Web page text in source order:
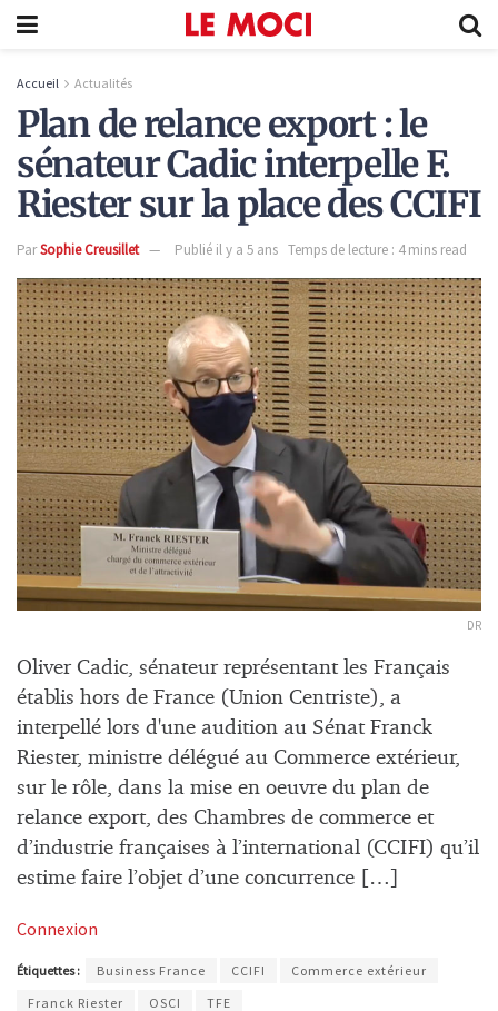
Accueil Actualités
Plan de relance export : le
sénateur Cadic interpelle F.
Riester sur la place des CCIFI
ParSophie Creusillet Publié il y a 5 ans Temps de lecture : 4 mins read
DR
Oliver Cadic, sénateur représentant les Français
établis hors de France (Union Centriste), a
interpellé lors d'une audition au Sénat Franck
Riester, ministre délégué au Commerce extérieur,
sur le rôle, dans la mise en oeuvre du plan de
relance export, des Chambres de commerce et
d’industrie françaises à l’international (CCIFI) qu’il
estime faire l’objet d’une concurrence […]
Connexion
Étiquettes : Business France CCIFI
Commerce extérieur
Franck Riester
OSCI TFE